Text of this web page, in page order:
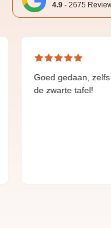
4.9 - 2675
gedaan, zelfs nog
tafel!